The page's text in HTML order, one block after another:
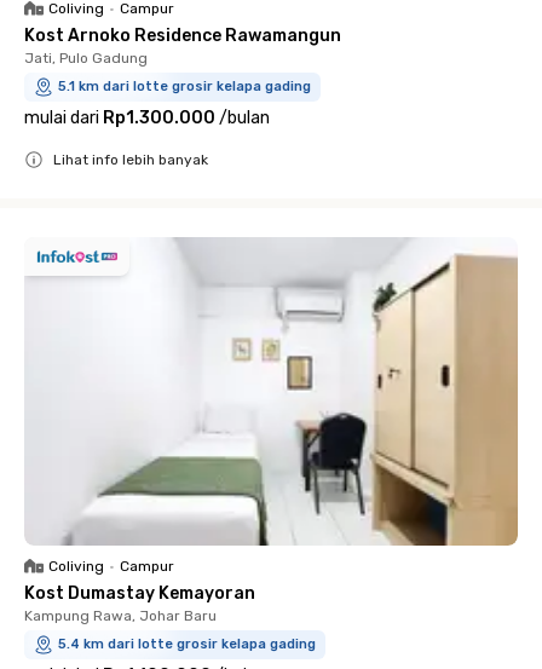
Coliving • Campur
Kost Arnoko Residence Rawamangun
Jati, Pulo Gadung
5.1 km dari lotte grosir kelapa gading
mulai dari Rp1.300.000 /bulan
Lihat info lebih banyak
Coliving • Campur
Kost Dumastay Kemayoran
Kampung Rawa, Johar Baru
5.4 km dari lotte grosir kelapa gading